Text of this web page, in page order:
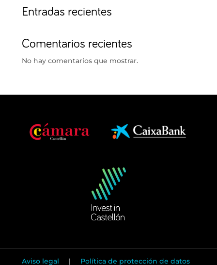
Entradas recientes
Comentarios recientes
No hay comentarios que mostrar.
Aviso legal | Política de protección de datos